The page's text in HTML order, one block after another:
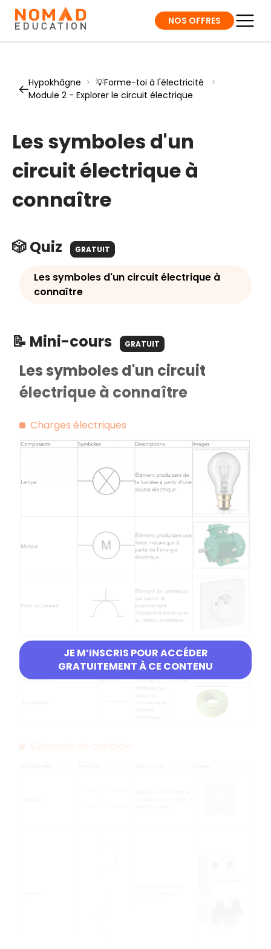
NOS OFFRES
Hypokhâgne > 💡Forme-toi à l'électricité
>
Module 2 - Explorer le circuit électrique
Les symboles d'un
circuit électrique à
connaître
🎲 Quiz GRATUIT
Les symboles d'un circuit électrique à
connaître
📝 Mini-cours GRATUIT
JE M’INSCRIS POUR ACCÉDER
GRATUITEMENT À CE CONTENU
Les symboles d'un circuit
électrique à connaître
Charges électriques
Conducteurs